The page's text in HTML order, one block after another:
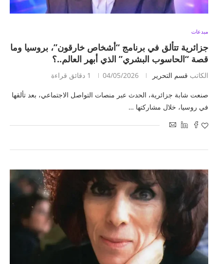
مبدعات
جزائرية تتألق في برنامج “أشخاص خارقون”، بروسيا وما
قصة “الحاسوب البشري” الذي أبهر العالم..؟
الكاتب قسم التحرير 04/05/2026 1 دقائق قراءة
صنعت شابة جزائرية، الحدث عبر منصات التواصل الاجتماعي، بعد تألقها
في روسيا، خلال مشاركتها …